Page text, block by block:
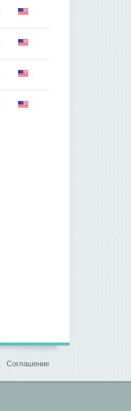
Соглашение